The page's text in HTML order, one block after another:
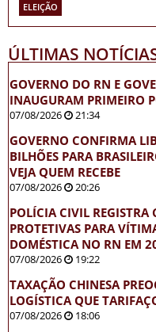
ELEIÇÃO
ÚLTIMAS
GOVERNO DO RN E
INAUGURAM PRIMEIRO
07/08/2026 21:34
GOVERNO CONFIRMA
BILHÕES PARA
VEJA QUEM RECEBE
07/08/2026 20:26
POLÍCIA CIVIL
PROTETIVAS PARA
DOMÉSTICA NO RN EM
07/08/2026 19:22
TAXAÇÃO CHINESA
LOGÍSTICA QUE
07/08/2026 18:06